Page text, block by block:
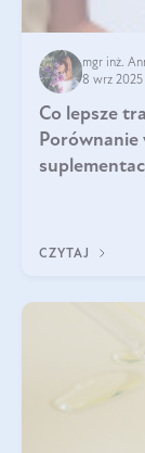
mgr inż.
8 wrz 2025
Co lepsze
Porównanie
CZYTAJ